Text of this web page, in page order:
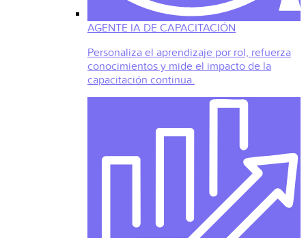
AGENTE IA DE CAPACITACIÓN
Personaliza el aprendizaje por rol, refuerza
conocimientos y mide el impacto de la
capacitación continua.